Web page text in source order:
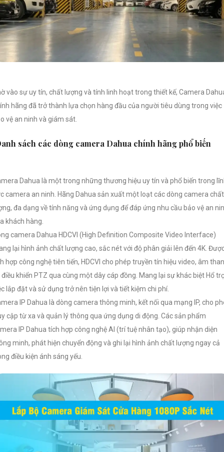
vào sự uy tín, chất lượng và tính linh hoạt trong thiết kế, Camera
hãng đã trở thành lựa chọn hàng đầu của người tiêu dùng trong việc
vệ an ninh và giám sát.
sách các dòng camera Dahua chính hãng phổ biến
Dahua là một trong những thương hiệu uy tín và phổ biến trong
camera an ninh. Hãng Dahua sản xuất một loạt các dòng camera chất
đa dạng về tính năng và ứng dụng để đáp ứng nhu cầu bảo vệ an
khách hàng.
camera Dahua HDCVI (High Definition Composite Video Interface)
lại hình ảnh chất lượng cao, sắc nét với độ phân giải lên đến 4K.
hợp công nghệ tiên tiến, HDCVI cho phép truyền tín hiệu video, âm
điều khiển PTZ qua cùng một dây cáp đồng. Mang lại sự khác biệt Hổ
lắp đặt và sử dụng trở nên tiện lợi và tiết kiệm chi phí.
IP Dahua là dòng camera thông minh, kết nối qua mạng IP, cho
cập từ xa và quản lý thông qua ứng dụng di động. Các sản phẩm
IP Dahua tích hợp công nghệ AI (trí tuệ nhân tạo), giúp nhận diện
minh, phát hiện chuyển động và ghi lại hình ảnh chất lượng ngay cả
điều kiện ánh sáng yếu.